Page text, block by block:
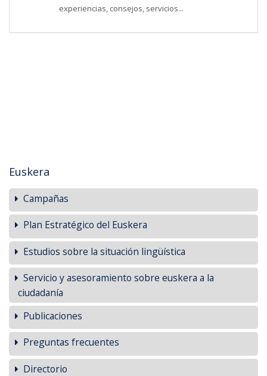
experiencias, consejos, servicios...
Euskera
Campañas
Plan Estratégico del Euskera
Estudios sobre la situación lingüística
Servicio y asesoramiento sobre euskera a la
ciudadanía
Publicaciones
Preguntas frecuentes
Directorio